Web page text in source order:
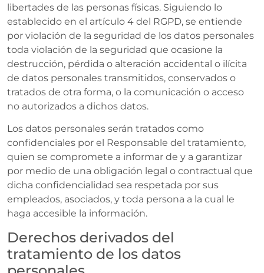
libertades de las personas físicas. Siguiendo lo
establecido en el artículo 4 del RGPD, se entiende
por violación de la seguridad de los datos personales
toda violación de la seguridad que ocasione la
destrucción, pérdida o alteración accidental o ilícita
de datos personales transmitidos, conservados o
tratados de otra forma, o la comunicación o acceso
no autorizados a dichos datos.
Los datos personales serán tratados como
confidenciales por el Responsable del tratamiento,
quien se compromete a informar de y a garantizar
por medio de una obligación legal o contractual que
dicha confidencialidad sea respetada por sus
empleados, asociados, y toda persona a la cual le
haga accesible la información.
Derechos derivados del
tratamiento de los datos